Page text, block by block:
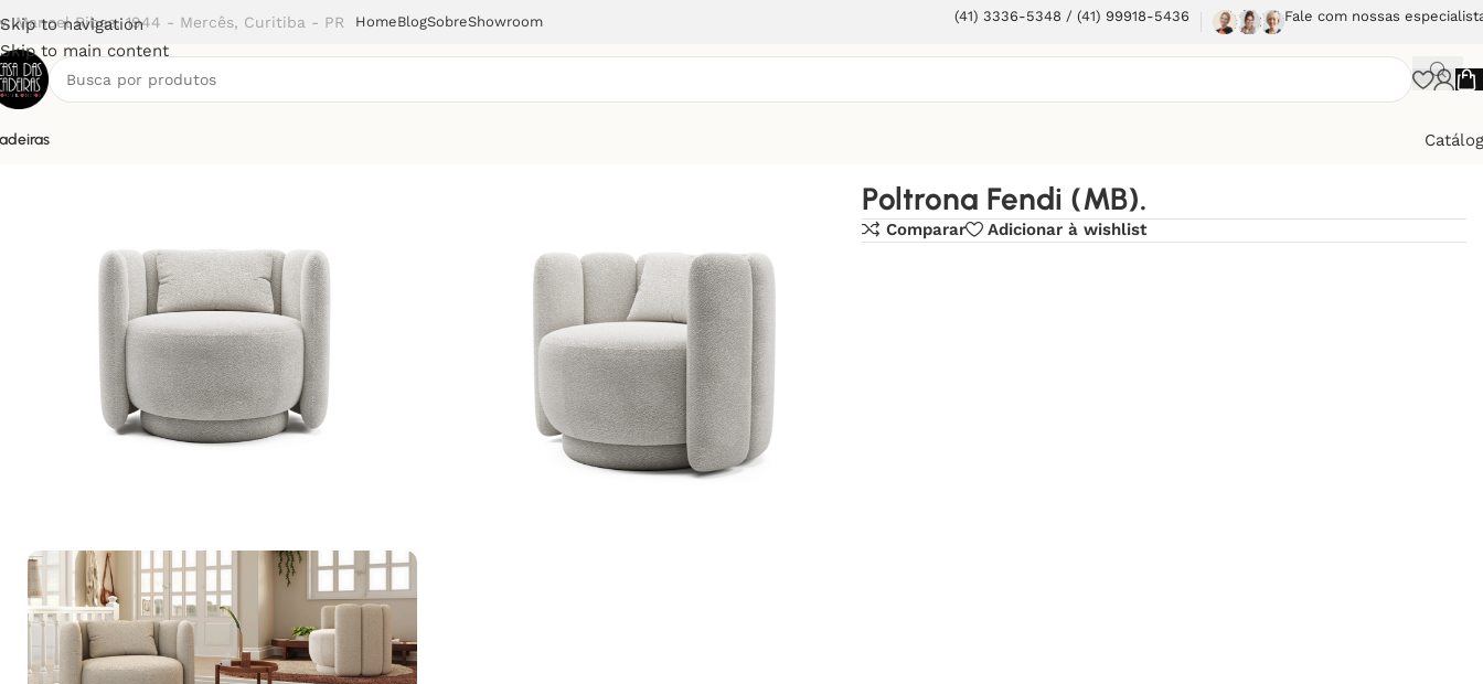
Skip to navigation
Skip to main content
Manoel Ribas, 1944 - Mercês, Curitiba - PR HomeBlogSobreShowroom (41) 3336-5348 / (41) 99918-5436 Fale com nossas
Poltrona Fendi (MB).
Comparar Adicionar à wishlist